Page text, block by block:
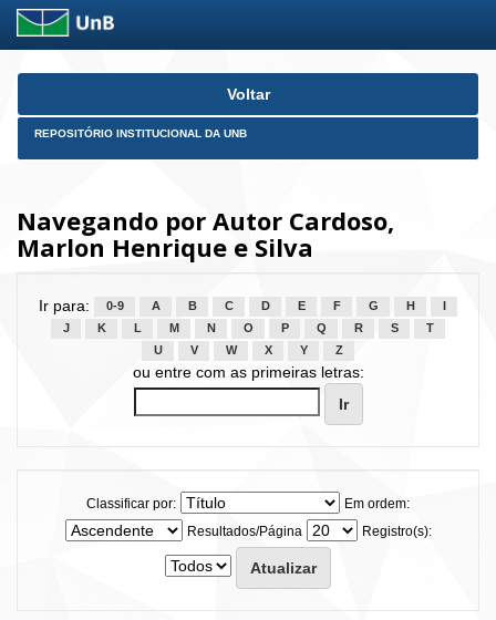
Skip
Voltar
REPOSITÓRIO INSTITUCIONAL DA UNB
Navegando por Autor Cardoso,
Marlon Henrique e Silva
Ir para: 0-9 A B C D E F G H
J
K L M N O P Q R S
T
U
V W X Y Z
ou entre com as primeiras letras:
Classificar por:
Em ordem:
Resultados/Página
Registro(s):